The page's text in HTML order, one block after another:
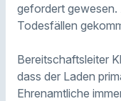
gefordert gewesen.
Todesfällen
Bereitschaftsleiter
dass der Laden
Ehrenamtliche